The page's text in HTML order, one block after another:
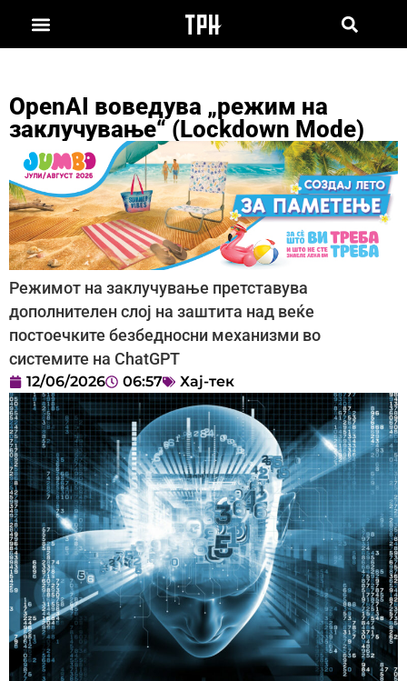
OpenAI воведува „режим на
заклучување“ (Lockdown Mode)
Режимот на заклучување претставува
дополнителен слој на заштита над веќе
постоечките безбедносни механизми во
системите на ChatGPT
12/06/2026 06:57 Хај-тек